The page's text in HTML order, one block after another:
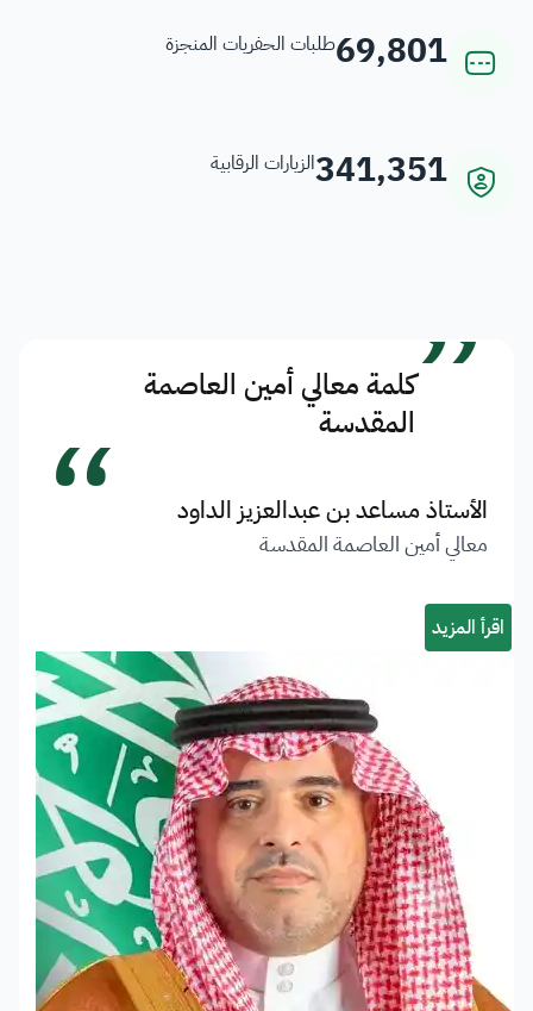
69,801طلبات الحفريات المنجزة
341,351الزيارات الرقابية
”كلمة معالي أمين العاصمة
المقدسة
الأستاذ مساعد بن عبدالعزيز الداود
معالي أمين العاصمة المقدسة “